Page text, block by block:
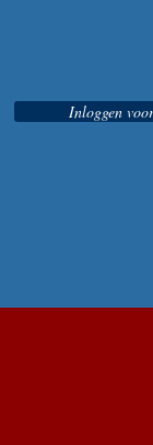
Inloggen